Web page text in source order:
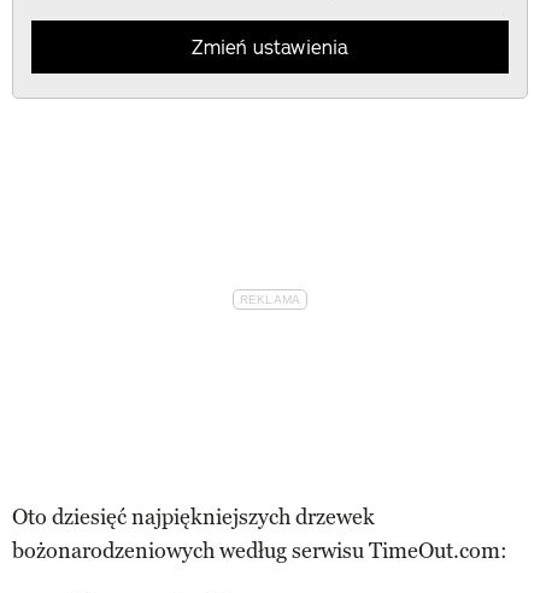
Zmień ustawienia
Oto dziesięćnajpiękniejszych drzewek
bożonarodzeniowychwedług serwisu TimeOut.com: